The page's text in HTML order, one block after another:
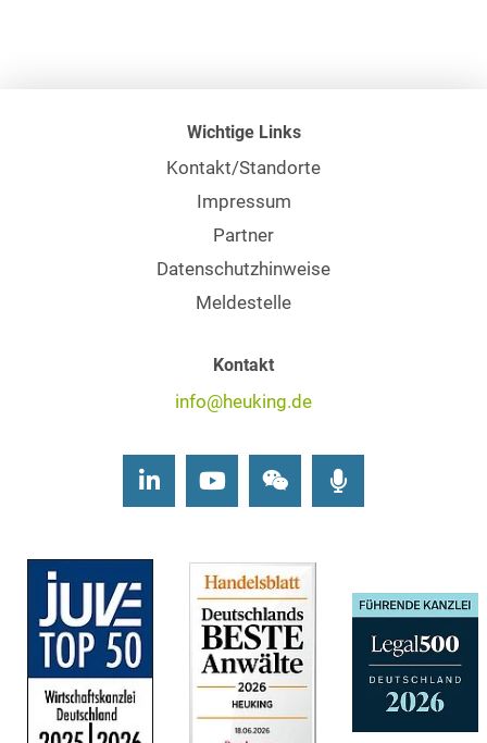
Wichtige Links
Kontakt/Standorte
Impressum
Partner
Datenschutzhinweise
Meldestelle
Kontakt
info@heuking.de
LinkedInYoutubeWechat